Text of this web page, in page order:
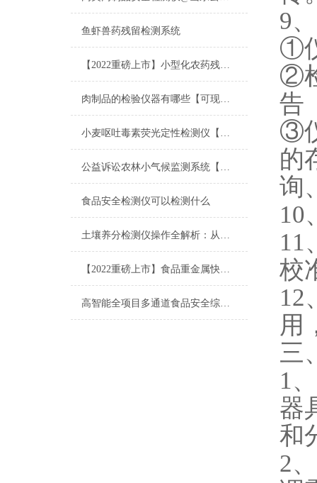
鱼虾兽药残留检测系统
【2022重磅上市】小型化农药残留检测设备@甄选小型化农药残留检测设备
肉制品的检验仪器有哪些【可现场检测】_2022肉制品的检验仪器有哪些
小麦呕吐毒素荧光定性检测仪【高度智能化】@甄选小麦呕吐毒素荧光定性检测
公益诉讼农林小气候监测系统【供应商|价格】2021仪器介绍
食品安全检测仪可以检测什么
土壤养分检测仪操作全解析：从取样到数据管理的标准化流程
【2022重磅上市】食品重金属快速测定仪@精品食品重金属快速测定仪
高智能全项目多通道食品安全综合检测仪器【2020仪器介绍】
9
①
②
告
③
的
询
10
11
校
12
用
三
1
器
和
2